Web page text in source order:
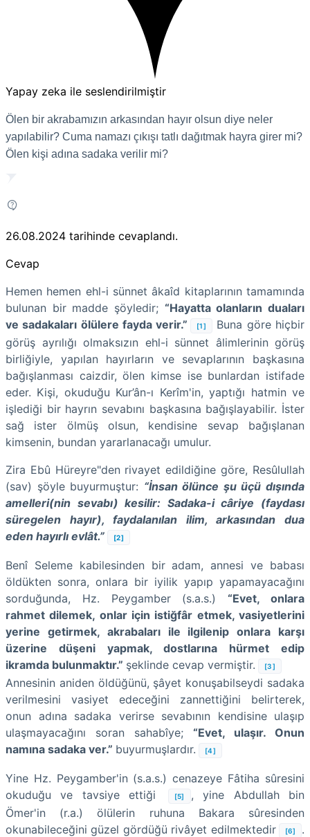
Yapay zeka ile seslendirilmiştir
Ölen bir akrabamızın arkasından hayır olsun diye neler
yapılabilir? Cuma namazı çıkışı tatlı dağıtmak hayra girer mi?
Ölen kişi adına sadaka verilir mi?
26.08.2024 tarihinde cevaplandı.
Cevap
Hemen hemen ehl-i sünnet âkaîd kitaplarının tamamında
bulunan bir madde şöyledir; “Hayatta olanların duaları
ve sadakaları ölülere fayda verir.”
[1]
Buna göre hiçbir
görüş ayrılığı olmaksızın ehl-i sünnet âlimlerinin görüş
birliğiyle, yapılan hayırların ve sevaplarının başkasına
bağışlanması caizdir, ölen kimse ise bunlardan istifade
eder. Kişi, okuduğu Kur’ân-ı Kerîm'in, yaptığı hatmin ve
işlediği bir hayrın sevabını başkasına bağışlayabilir. İster
sağ ister ölmüş olsun, kendisine sevap bağışlanan
kimsenin, bundan yararlanacağı umulur.
Zira Ebû Hüreyre"den rivayet edildiğine göre, Resûlullah
(sav) şöyle buyurmuştur: “İnsan ölünce şu üçü dışında
amelleri(nin sevabı) kesilir: Sadaka-i câriye (faydası
süregelen hayır), faydalanılan ilim, arkasından dua
eden hayırlı evlât.”
[2]
Benî Seleme kabilesinden bir adam, annesi ve babası
öldükten sonra, onlara bir iyilik yapıp yapamayacağını
sorduğunda, Hz. Peygamber (s.a.s.) “Evet, onlara
rahmet dilemek, onlar için istiğfâr etmek, vasiyetlerini
yerine getirmek, akrabaları ile ilgilenip onlara karşı
üzerine düşeni yapmak, dostlarına hürmet edip
ikramda bulunmaktır.” şeklinde cevap vermiştir. [3]
Annesinin aniden öldüğünü, şâyet konuşabilseydi sadaka
verilmesini vasiyet edeceğini zannettiğini belirterek,
onun adına sadaka verirse sevabının kendisine ulaşıp
ulaşmayacağını soran sahabîye; “Evet, ulaşır. Onun
namına sadaka ver.” buyurmuşlardır. [4]
Yine Hz. Peygamber'in (s.a.s.) cenazeye Fâtiha sûresini
okuduğu ve tavsiye ettiği
[5]
, yine Abdullah bin
Ömer'in (r.a.) ölülerin ruhuna Bakara sûresinden
okunabileceğini güzel gördüğü rivâyet edilmektedir
[6]
.